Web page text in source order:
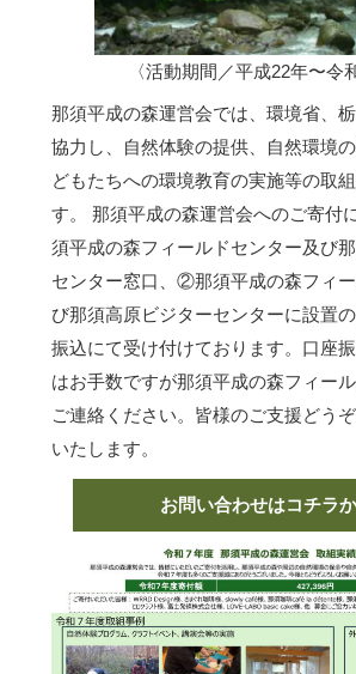
〈活動期間／平成22年〜令
那須平成の森運営会では、環境省、
協力し、自然体験の提供、自然環境
どもたちへの環境教育の実施等の取
す。 那須平成の森運営会へのご寄付
須平成の森フィールドセンター及び
センター窓口、②那須平成の森フィ
び那須高原ビジターセンターに設置
振込にて受け付けております。口座
はお手数ですが那須平成の森フィー
ご連絡ください。皆様のご支援どう
いたします。
お問い合わせはコチラ